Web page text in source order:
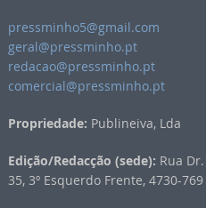
pressminho5@gmail.com
geral@pressminho.pt
redacao@pressminho.pt
comercial@pressminho.pt
Propriedade: Publineiva, Lda
Edição/Redacção (sede): Rua
35, 3º Esquerdo Frente, 4730-